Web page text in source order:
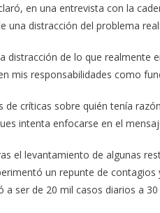
en una entrevista con la
una distracción del problema
distracción de lo que
mis responsabilidades como
de críticas sobre quién tenía
intenta enfocarse en el
el levantamiento de algunas
un repunte de
a ser de 20 mil casos diarios a